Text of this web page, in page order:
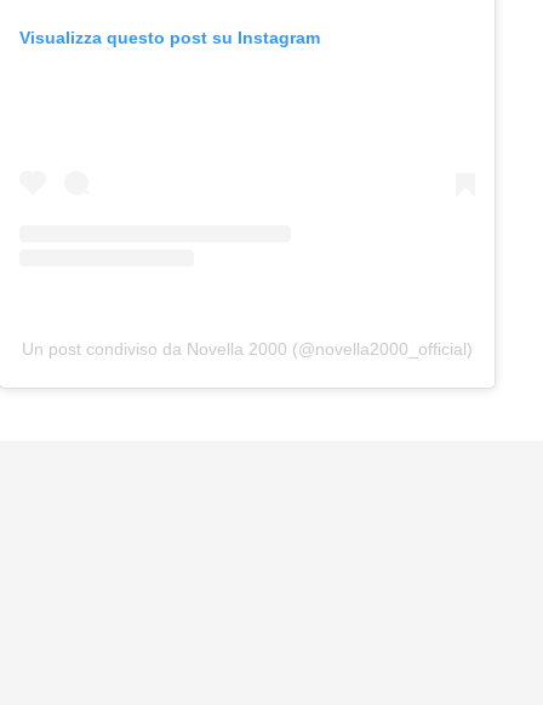
Visualizza questo post su Instagram
Un post condiviso da Novella 2000 (@novella2000_official)